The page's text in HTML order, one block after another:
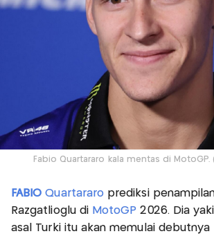
Fabio Quartararo kala mentas di MotoGP.
FABIOQuartararo prediksi
Razgatlioglu di MotoGP 2026. Dia
asal Turki itu akan memulai debutnya